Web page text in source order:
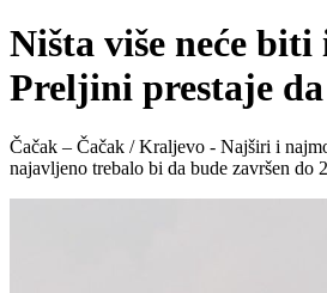
Ništa više neće
Preljini prestaje
Čačak – Čačak / Kraljevo - Najširi i
najavljeno trebalo bi da bude završen do